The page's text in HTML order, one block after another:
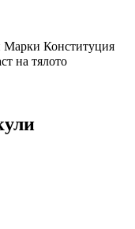
Марки Конституция
на тялото